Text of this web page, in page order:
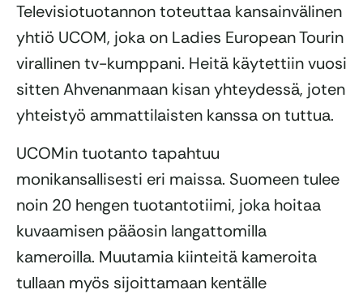
Televisiotuotannon toteuttaa kansainvälinen
yhtiö UCOM, joka on Ladies European Tourin
virallinen tv-kumppani. Heitä käytettiin vuosi
sitten Ahvenanmaan kisan yhteydessä, joten
yhteistyö ammattilaisten kanssa on tuttua.
UCOMin tuotanto tapahtuu
monikansallisesti eri maissa. Suomeen tulee
noin 20 hengen tuotantotiimi, joka hoitaa
kuvaamisen pääosin langattomilla
kameroilla. Muutamia kiinteitä kameroita
tullaan myös sijoittamaan kentälle